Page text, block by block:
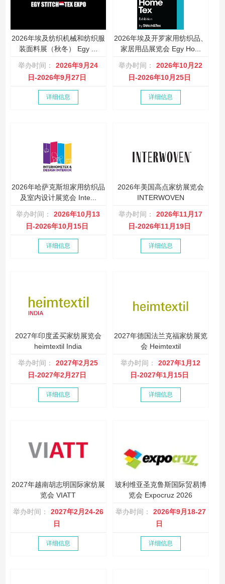
2026年埃及纺织机械和纺织服
装面料展（秋冬） Egy ...
举办时间：
2026年9月24
日-2026年9月27日
详细信息
2026年埃及开罗家用纺织品、
家居用品展览会 Egy Ho...
举办时间：
2026年10月22
日-2026年10月25日
详细信息
2026年哈萨克斯坦家用纺织品
及室内设计展览会 Inte...
举办时间：
2026年10月13
日-2026年10月15日
详细信息
2026年美国高点家纺展览会
INTERWOVEN
举办时间：
2026年11月17
日-2026年11月19日
详细信息
2027年印度孟买家纺展览会
heimtextil India
举办时间：
2027年2月25
日-2027年2月27日
详细信息
2027年德国法兰克福家纺展览
会 Heimtextil
举办时间：
2027年1月12
日-2027年1月15日
详细信息
2027年越南胡志明国际家纺展
览会 VIATT
举办时间：
2027年2月24-26
日
详细信息
玻利维亚圣克鲁斯国际贸易博
览会 Expocruz 2026
举办时间：
2026年9月18-27
日
详细信息